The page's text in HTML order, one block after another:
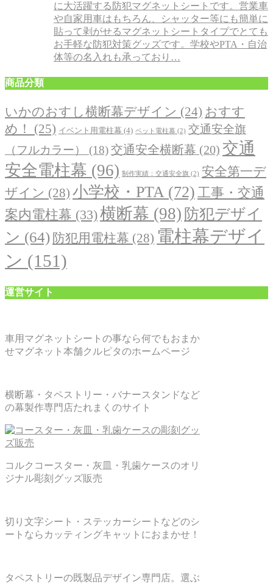
に大活躍する防犯マグネットシートです。営業車
や自家用車はもちろん、シャッター等にも簡単に
貼って剥がせるマグネットシートタイプでとても
お手軽な防犯対策グッズです。学校やPTA・自治
体等の名入れも承っており…
商品分類
いかのおすし横断幕デザイン (24) おすす
め！
(25) イベント用電柱幕 (4) ペット電柱幕 (2) 交通安全旗
（フルカラー）
(18)交通安全横断幕 (20) 交通
安全電柱幕 (96) 制作実績：交通安全旗 (2) 安全第一デ
ザイン (28) 小学校・PTA (72) 工事・交通
案内電柱幕 (33)横断幕 (98) 防犯デザイ
ン (64) 防犯用電柱幕 (28) 電柱幕デザイ
ン (151)
運営サイト
車用マグネットシートの事なら何でもおまか
せマグネット本舗クルピタのホームページ
横断幕・タペストリー・バナースタンドなど
の幕製作専門店たれまくのサイト
コルクコースター・灰皿・乳歯ケースのオリ
ジナル彫刻グッズ販売
切り文字シート・ステッカーシートなどのシ
ートならカッティングキャットにおまかせ！
タペストリーの既製品デザイン専門店。選ぶ